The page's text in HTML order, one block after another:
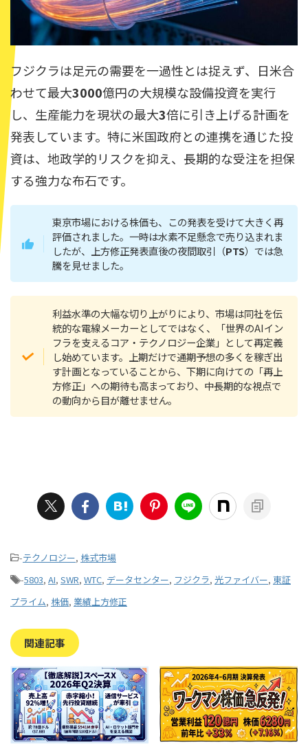
フジクラは足元の需要を一過性とは捉えず、日米合
わせて最大3000億円の大規模な設備投資を実行
し、生産能力を現状の最大3倍に引き上げる計画を
発表しています。特に米国政府との連携を通じた投
資は、地政学的リスクを抑え、長期的な受注を担保
する強力な布石です。
東京市場における株価も、この発表を受けて大きく再
評価されました。一時は水素不足懸念で売り込まれま
したが、上方修正発表直後の夜間取引（PTS）では急
騰を見せました。
利益水準の大幅な切り上がりにより、市場は同社を伝
統的な電線メーカーとしてではなく、「世界のAIイン
フラを支えるコア・テクノロジー企業」として再定義
し始めています。上期だけで通期予想の多くを稼ぎ出
す計画となっていることから、下期に向けての「再上
方修正」への期待も高まっており、中長期的な視点で
の動向から目が離せません。
-テクノロジー, 株式市場
-5803, AI, SWR, WTC, データセンター, フジクラ, 光ファイバー, 東証
プライム, 株価, 業績上方修正
関連記事